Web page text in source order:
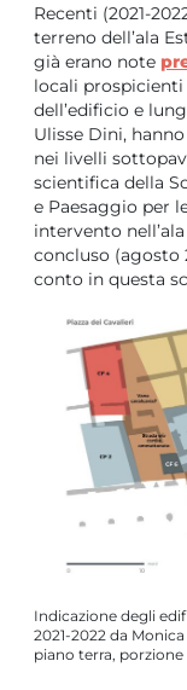
Recenti (2021-
terreno dell’ala
già erano note
locali prospicienti
dell’edificio e
Ulisse Dini,
nei livelli
scientifica della
e Paesaggio per
intervento
concluso (agosto
conto in questa
Indicazione degli
2021-2022 da
piano terra, porzione